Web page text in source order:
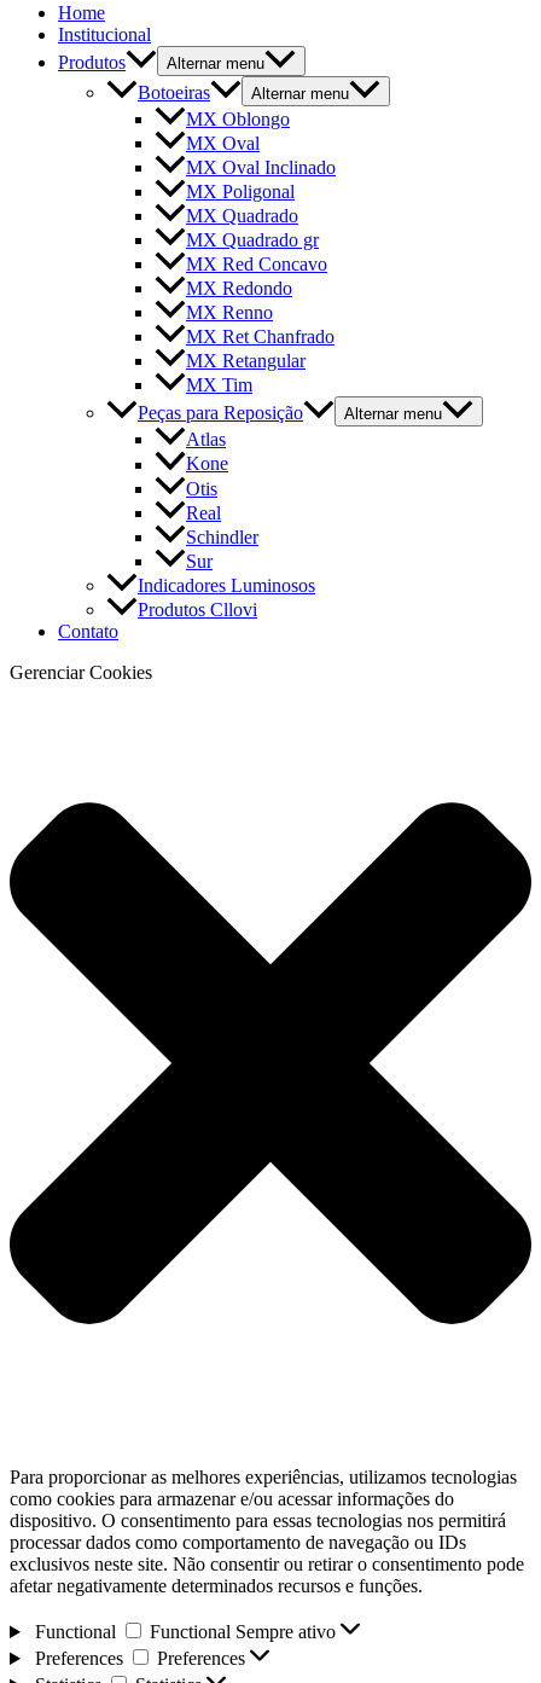
Home
Institucional
Produtos
Alternar menu
Botoeiras Alternar menu
MX Oblongo
MX Oval
MX Oval Inclinado
MX Poligonal
MX Quadrado
MX Quadrado gr
MX Red Concavo
MX Redondo
MX Renno
MX Ret Chanfrado
MX Retangular
MX Tim
Peças para Reposição
Alternar menu
Atlas
Kone
Otis
Real
Schindler
Sur
Indicadores Luminosos
Produtos Cllovi
Contato
Gerenciar Cookies
Para proporcionar as melhores experiências, utilizamos tecnologias
como cookies para armazenar e/ou acessar informações do
dispositivo. O consentimento para essas tecnologias nos permitirá
processar dados como comportamento de navegação ou IDs
exclusivos neste site. Não consentir ou retirar o consentimento pode
afetar negativamente determinados recursos e funções.
Functional Functional Sempre ativo
Preferences
Preferences